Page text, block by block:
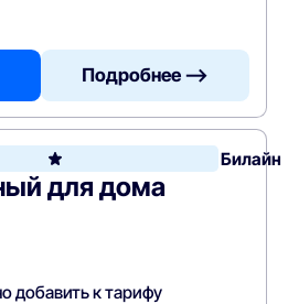
Подробнее —>
Билайн
для дома
добавить к тарифу